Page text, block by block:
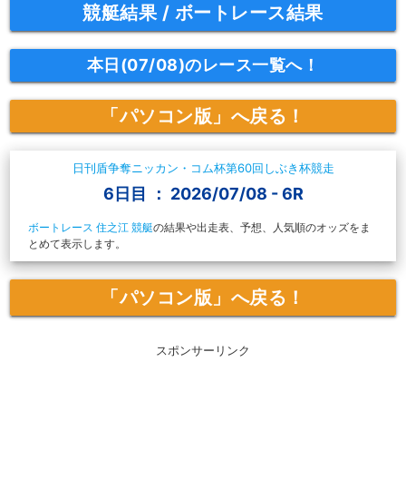
競艇結果 / ボートレース結果
本日(07/08)のレース一覧へ！
「パソコン版」へ戻る！
日刊盾争奪ニッカン・コム杯第60回しぶき杯競走
6日目 ： 2026/07/08 - 6R
ボートレース 住之江 競艇の結果や出走表、予想、人気順のオッズをま
とめて表示します。
「パソコン版」へ戻る！
スポンサーリンク